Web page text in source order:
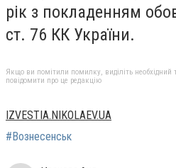
рік з покладенням
ст. 76 КК України.
Якщо ви помітили помилку, виділіть необхідний
повідомити про це редакцію
IZVESTIA.NIKOLAEV.UA
#Вознесенськ